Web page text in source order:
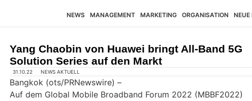
NEWS MANAGEMENT MARKETING ORGANISATION NEUE
Yang Chaobin von Huawei bringt All-Band 5G
Solution Series auf den Markt
31.10.22 NEWS AKTUELL
Bangkok (ots/PRNewswire) –
Auf dem Global Mobile Broadband Forum 2022 (MBBF2022)